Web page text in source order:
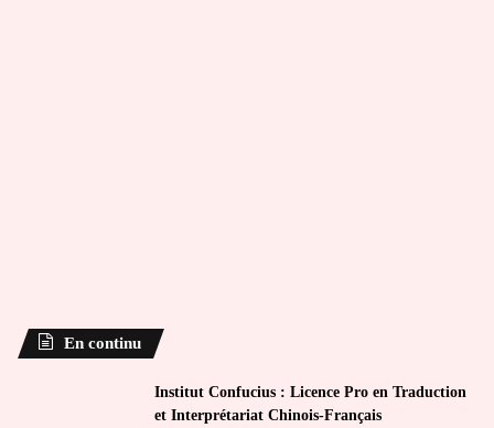
En continu
Institut Confucius : Licence Pro en Traduction
et Interprétariat Chinois-Français